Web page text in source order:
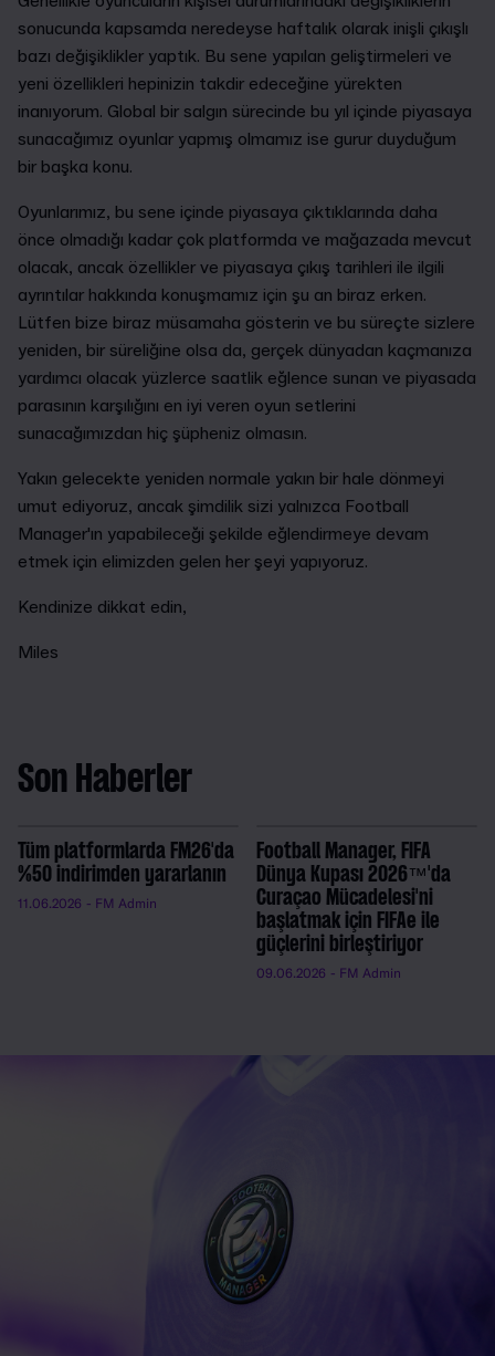
sonucunda kapsamda neredeyse haftalık olarak inişli çıkışlı
bazı değişiklikler yaptık. Bu sene yapılan geliştirmeleri ve
yeni özellikleri hepinizin takdir edeceğine yürekten
inanıyorum. Global bir salgın sürecinde bu yıl içinde piyasaya
sunacağımız oyunlar yapmış olmamız ise gurur duyduğum
bir başka konu.
Oyunlarımız, bu sene içinde piyasaya çıktıklarında daha
önce olmadığı kadar çok platformda ve mağazada mevcut
olacak, ancak özellikler ve piyasaya çıkış tarihleri ile ilgili
ayrıntılar hakkında konuşmamız için şu an biraz erken.
Lütfen bize biraz müsamaha gösterin ve bu süreçte sizlere
yeniden, bir süreliğine olsa da, gerçek dünyadan kaçmanıza
yardımcı olacak yüzlerce saatlik eğlence sunan ve piyasada
parasının karşılığını en iyi veren oyun setlerini
sunacağımızdan hiç şüpheniz olmasın.
Yakın gelecekte yeniden normale yakın bir hale dönmeyi
umut ediyoruz, ancak şimdilik sizi yalnızca Football
Manager'ın yapabileceği şekilde eğlendirmeye devam
etmek için elimizden gelen her şeyi yapıyoruz.
Kendinize dikkat edin,
Miles
Son Haberler
Tüm platformlarda FM26'da
%50 indirimden yararlanın
11.06.2026 - FM Admin
Football Manager, FIFA
Dünya Kupası 2026™'da
Curaçao Mücadelesi'ni
başlatmak için FIFAe ile
güçlerini birleştiriyor
09.06.2026 - FM Admin